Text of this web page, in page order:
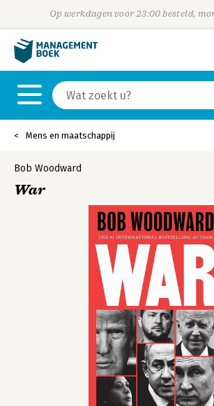
Op werkdagen voor 23:00 besteld,
Mens en maatschappij
Bob Woodward
War